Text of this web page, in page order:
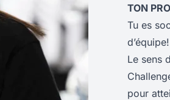
TON
Tu es
d’équipe!
Le sens
pour